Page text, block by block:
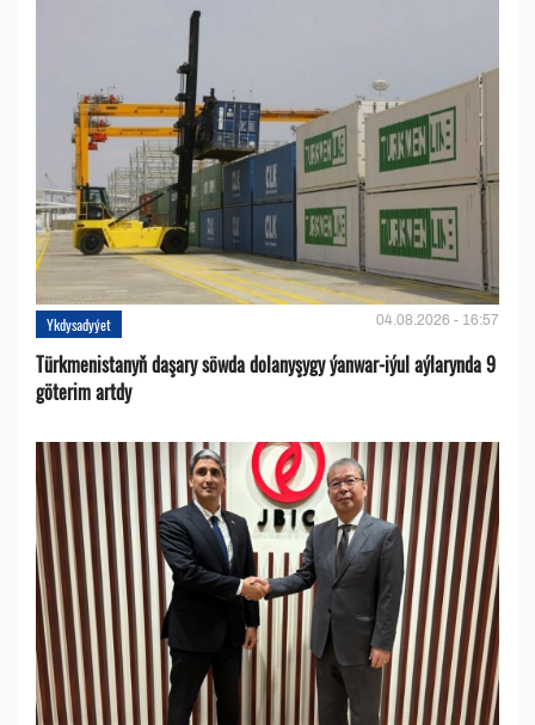
Ykdysadyýet 04.08.2026 - 16:57
Türkmenistanyň daşary söwda dolanyşygy ýanwar-iýul aýlarynda 9
göterim artdy